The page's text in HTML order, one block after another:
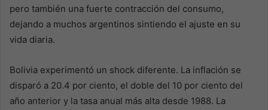
pero también una fuerte contracción del consumo,
dejando a muchos argentinos sintiendo el ajuste en su
vida diaria.
Bolivia experimentó un shock diferente. La inflación se
disparó a 20.4 por ciento, el doble del 10 por ciento del
año anterior y la tasa anual más alta desde 1988. La